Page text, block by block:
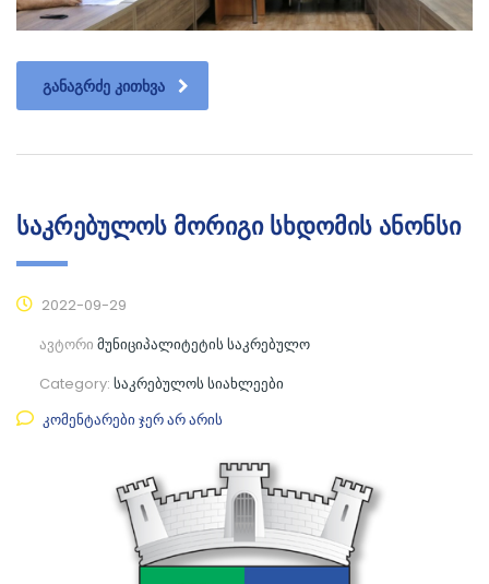
ᲒᲐᲜᲐᲒᲠᲫᲔ ᲙᲘᲗᲮᲕᲐ
საკრებულოს მორიგი სხდომის ანონსი
2022-09-29
ავტორი მუნიციპალიტეტის საკრებულო
Category: საკრებულოს სიახლეები
კომენტარები ჯერ არ არის